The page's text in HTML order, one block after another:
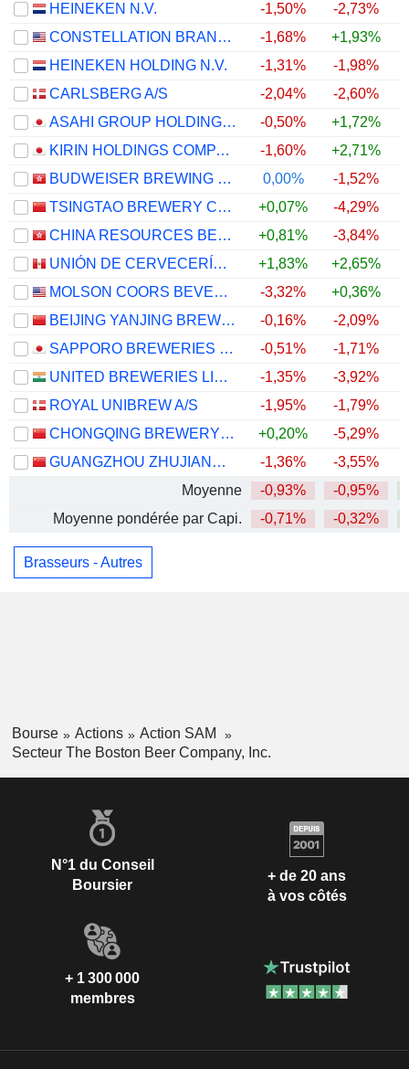
HEINEKEN N.V.
-1,50% -2,73%
CONSTELLATION BRANDS, INC.
-1,68% +1,93%
HEINEKEN HOLDING N.V.
-1,31% -1,98%
CARLSBERG A/S
-2,04% -2,60%
ASAHI GROUP HOLDINGS, LTD.
-0,50% +1,72%
KIRIN HOLDINGS COMPANY, LIMITED
-1,60% +2,71%
BUDWEISER BREWING COMPANY APAC LIMITED
0,00% -1,52%
TSINGTAO BREWERY COMPANY LIMITED
+0,07% -4,29%
CHINA RESOURCES BEER (HOLDINGS) COMPANY LIMITED
+0,81% -3,84%
UNIÓN DE CERVECERÍAS PERUANAS BACKUS Y JOHNSTON S.A.A.
+1,83% +2,65%
MOLSON COORS BEVERAGE COMPANY
-3,32% +0,36%
BEIJING YANJING BREWERY CO.,LTD.
-0,16% -2,09%
SAPPORO BREWERIES LIMITED
-0,51% -1,71%
UNITED BREWERIES LIMITED
-1,35% -3,92%
ROYAL UNIBREW A/S
-1,95% -1,79%
CHONGQING BREWERY CO., LTD.
+0,20% -5,29%
GUANGZHOU ZHUJIANG BREWERY CO., LTD
-1,36% -3,55%
Moyenne
-0,93% -0,95%
Moyenne pondérée par Capi.
-0,71% -0,32%
Brasseurs - Autres
Bourse Actions
Action SAM
Secteur The Boston Beer Company, Inc.
N°1 du Conseil
Boursier
+ de 20 ans
à vos côtés
+ 1 300 000
membres